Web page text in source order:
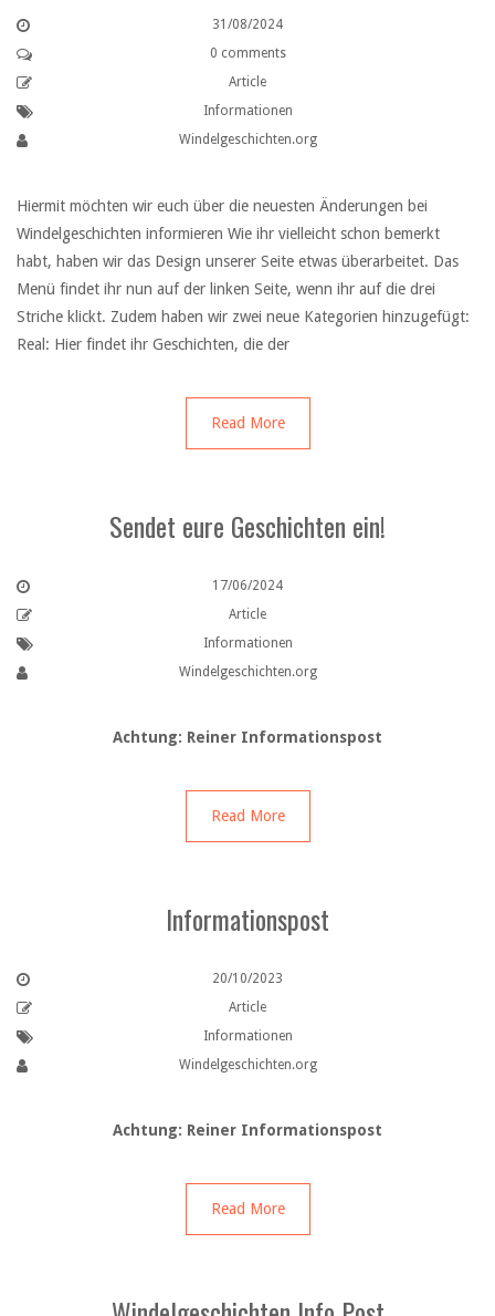
31/08/2024
0 comments
Article
Informationen
Windelgeschichten.org
Hiermit möchten wir euch über die neuesten Änderungen bei
Windelgeschichten informieren Wie ihr vielleicht schon bemerkt
habt, haben wir das Design unserer Seite etwas überarbeitet. Das
Menü findet ihr nun auf der linken Seite, wenn ihr auf die drei
Striche klickt. Zudem haben wir zwei neue Kategorien hinzugefügt:
Real: Hier findet ihr Geschichten, die der
Read More
Sendet eure Geschichten ein!
17/06/2024
Article
Informationen
Windelgeschichten.org
Achtung: Reiner Informationspost
Read More
Informationspost
20/10/2023
Article
Informationen
Windelgeschichten.org
Achtung: Reiner Informationspost
Read More